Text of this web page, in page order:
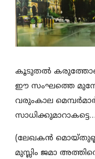
കൂടുതല്‍
ഈ സംഘത്തെ
വരുംകാല
(ലേഖകന്‍
മുസ്ലിം ജമാ